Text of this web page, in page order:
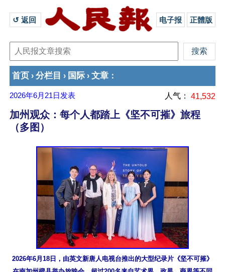
↺ 返回 电子报 正體版
首页 › 分栏目 › 国际 › 文章 ：
2026年6月21日 发表 人气： 41,532
加州观众：每个人都踏上《坚不可摧》旅程
（多图）
2026年6月18日，由英文新唐人电视台推出的大型纪录片《坚不可摧》